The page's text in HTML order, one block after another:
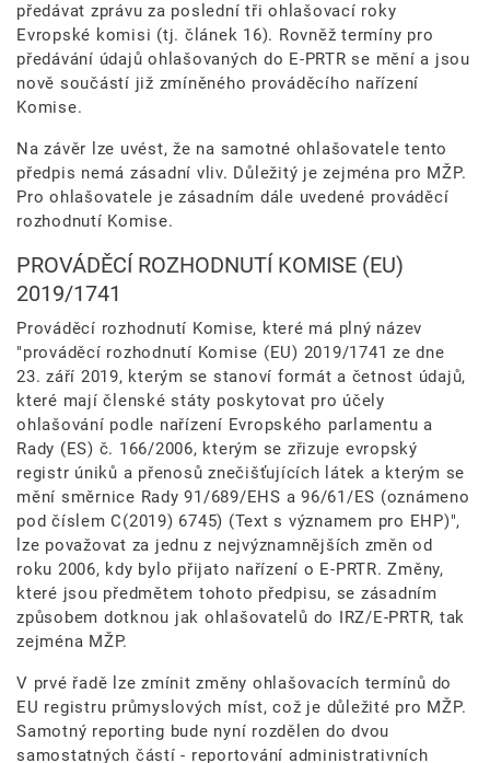
předávat zprávu za poslední tři ohlašovací roky
Evropské komisi (tj. článek 16). Rovněž termíny pro
předávání údajů ohlašovaných do E-PRTR se mění a jsou
nově součástí již zmíněného prováděcího nařízení
Komise.
Na závěr lze uvést, že na samotné ohlašovatele tento
předpis nemá zásadní vliv. Důležitý je zejména pro MŽP.
Pro ohlašovatele je zásadním dále uvedené prováděcí
rozhodnutí Komise.
PROVÁDĚCÍ ROZHODNUTÍ KOMISE (EU)
2019/1741
Prováděcí rozhodnutí Komise, které má plný název
"prováděcí rozhodnutí Komise (EU) 2019/1741 ze dne
23. září 2019, kterým se stanoví formát a četnost údajů,
které mají členské státy poskytovat pro účely
ohlašování podle nařízení Evropského parlamentu a
Rady (ES) č. 166/2006, kterým se zřizuje evropský
registr úniků a přenosů znečišťujících látek a kterým se
mění směrnice Rady 91/689/EHS a 96/61/ES (oznámeno
pod číslem C(2019) 6745) (Text s významem pro EHP)",
lze považovat za jednu z nejvýznamnějších změn od
roku 2006, kdy bylo přijato nařízení o E-PRTR. Změny,
které jsou předmětem tohoto předpisu, se zásadním
způsobem dotknou jak ohlašovatelů do IRZ/E-PRTR, tak
zejména MŽP.
V prvé řadě lze zmínit změny ohlašovacích termínů do
EU registru průmyslových míst, což je důležité pro MŽP.
Samotný reporting bude nyní rozdělen do dvou
samostatných částí - reportování administrativních